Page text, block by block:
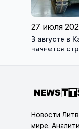
27 июля
В августе в
начнется
Новости
мире.